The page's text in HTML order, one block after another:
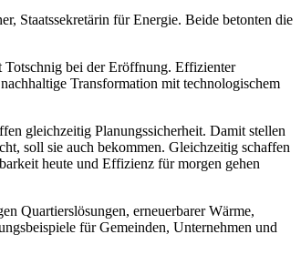
, Staatssekretärin für Energie. Beide betonten die
Totschnig bei der Eröffnung. Effizienter
Transformation mit technologischem
gleichzeitig Planungssicherheit. Damit stellen
soll sie auch bekommen. Gleichzeitig schaffen
heute und Effizienz für morgen gehen
Quartierslösungen, erneuerbarer Wärme,
für Gemeinden, Unternehmen und